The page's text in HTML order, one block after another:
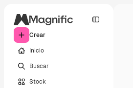
Crear
Inicio
Buscar
Stock